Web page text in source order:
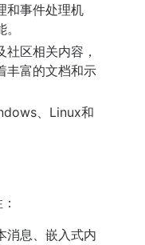
和事件处理机
区相关内容，
丰富的文档和示
、Linux和
消息、嵌入式内